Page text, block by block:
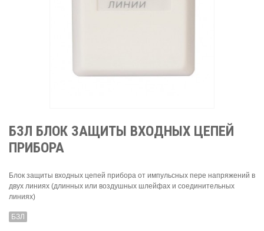
БЗЛ БЛОК ЗАЩИТЫ ВХОДНЫХ ЦЕПЕЙ
ПРИБОРА
Блок защиты входных цепей прибора от импульсных пере напряжений в
двух линиях (длинных или воздушных шлейфах и соединительных
линиях)
БЗЛ